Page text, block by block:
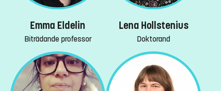
Emma Eldelin
Biträdande professor
Lena Hollstenius
Doktorand